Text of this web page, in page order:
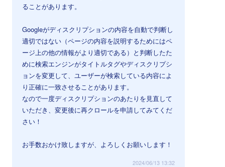
ることがあります。
Googleがディスクリプションの内容を自動で判断し
適切ではない（ページの内容を説明するためにはペ
ージ上の他の情報がより適切である）と判断したた
めに検索エンジンがタイトルタグやディスクリプシ
ョンを変更して、ユーザーが検索している内容によ
り正確に一致させることがあります。
なので一度ディスクリプションのあたりを見直して
いただき、変更後に再クロールを申請してみてくだ
さい！
お手数おかけ致しますが、よろしくお願いします！
2024/06/13 13:32